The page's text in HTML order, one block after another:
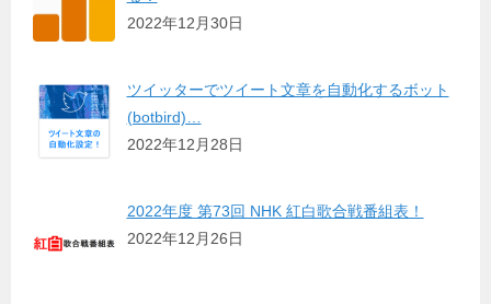
2022年12月30日
ツイッターでツイート文章を自動化するボット
(botbird)…
2022年12月28日
2022年度 第73回 NHK 紅白歌合戦番組表！
2022年12月26日